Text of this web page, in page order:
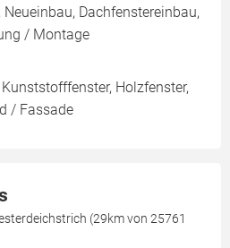
Dachfenstereinbau,
/ Montage
Holzfenster,
/ Fassade
(29km von 25761